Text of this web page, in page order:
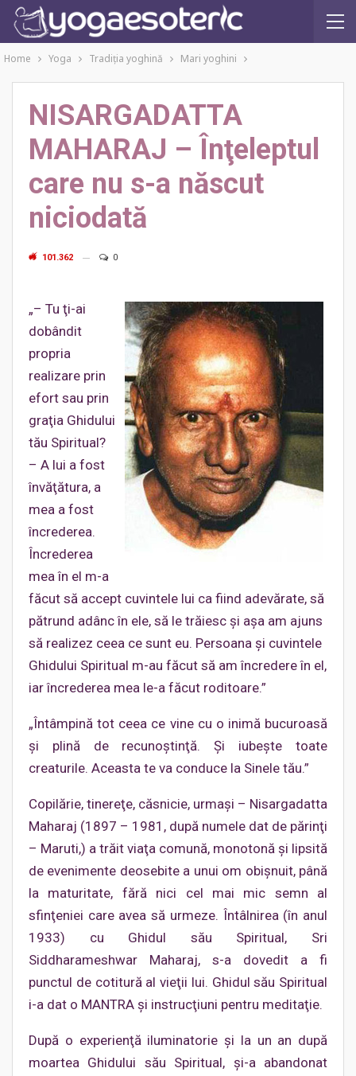
Home Yoga Tradiţia yoghină Mari yoghini
NISARGADATTA
MAHARAJ – Înţeleptul
care nu s-a născut
niciodată
101.362 0
„– Tu ţi-ai
dobândit
propria
realizare prin
efort sau prin
graţia Ghidului
tău Spiritual?
– A lui a fost
învăţătura, a
mea a fost
încrederea.
Încrederea
mea în el m-a
făcut să accept cuvintele lui ca fiind adevărate, să
pătrund adânc în ele, să le trăiesc şi aşa am ajuns
să realizez ceea ce sunt eu. Persoana şi cuvintele
Ghidului Spiritual m-au făcut să am încredere în el,
iar încrederea mea le-a făcut roditoare.”
„Întâmpină tot ceea ce vine cu o inimă bucuroasă
şi plină de recunoştinţă. Şi iubeşte toate
creaturile. Aceasta te va conduce la Sinele tău.”
Copilărie, tinereţe, căsnicie, urmaşi – Nisargadatta
Maharaj (1897 – 1981, după numele dat de părinţi
– Maruti,) a trăit viaţa comună, monotonă şi lipsită
de evenimente deosebite a unui om obişnuit, până
la maturitate, fără nici cel mai mic semn al
sfinţeniei care avea să urmeze. Întâlnirea (în anul
1933) cu Ghidul său Spiritual, Sri
Siddharameshwar Maharaj, s-a dovedit a fi
punctul de cotitură al vieţii lui. Ghidul său Spiritual
i-a dat o MANTRA şi instrucţiuni pentru meditaţie.
După o experienţă iluminatorie şi la un an după
moartea Ghidului său Spiritual, şi-a abandonat